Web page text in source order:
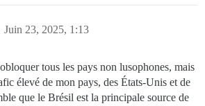
Juin 23, 2025, 1:13
tous les pays non lusophones, mais
élevé de mon pays, des États-Unis et de
que le Brésil est la principale source de